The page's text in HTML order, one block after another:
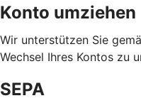
Konto umziehen
Wir unterstützen Sie
Wechsel Ihres Kontos zu
SEPA